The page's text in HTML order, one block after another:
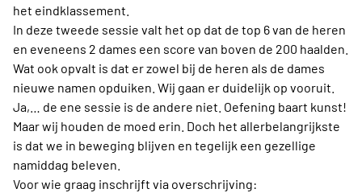
het eindklassement.
In deze tweede sessie valt het op dat de top 6 van de heren
en eveneens 2 dames een score van boven de 200 haalden.
Wat ook opvalt is dat er zowel bij de heren als de dames
nieuwe namen opduiken. Wij gaan er duidelijk op vooruit.
Ja,… de ene sessie is de andere niet. Oefening baart kunst!
Maar wij houden de moed erin. Doch het allerbelangrijkste
is dat we in beweging blijven en tegelijk een gezellige
namiddag beleven.
Voor wie graag inschrijft via overschrijving: